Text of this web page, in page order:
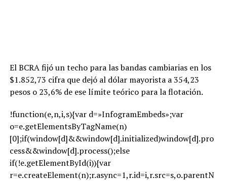
El BCRA fijó un techo para las bandas cambiarias en los
$1.852,73 cifra que dejó al dólar mayorista a 354,23
pesos o 23,6% de ese límite teórico para la flotación.
!function(e,n,i,s){var d=»InfogramEmbeds»;var
o=e.getElementsByTagName(n)
[0];if(window[d]&&window[d].initialized)window[d].pro
cess&&window[d].process();else
if(!e.getElementById(i)){var
r=e.createElement(n);r.async=1,r.id=i,r.src=s,o.parentN